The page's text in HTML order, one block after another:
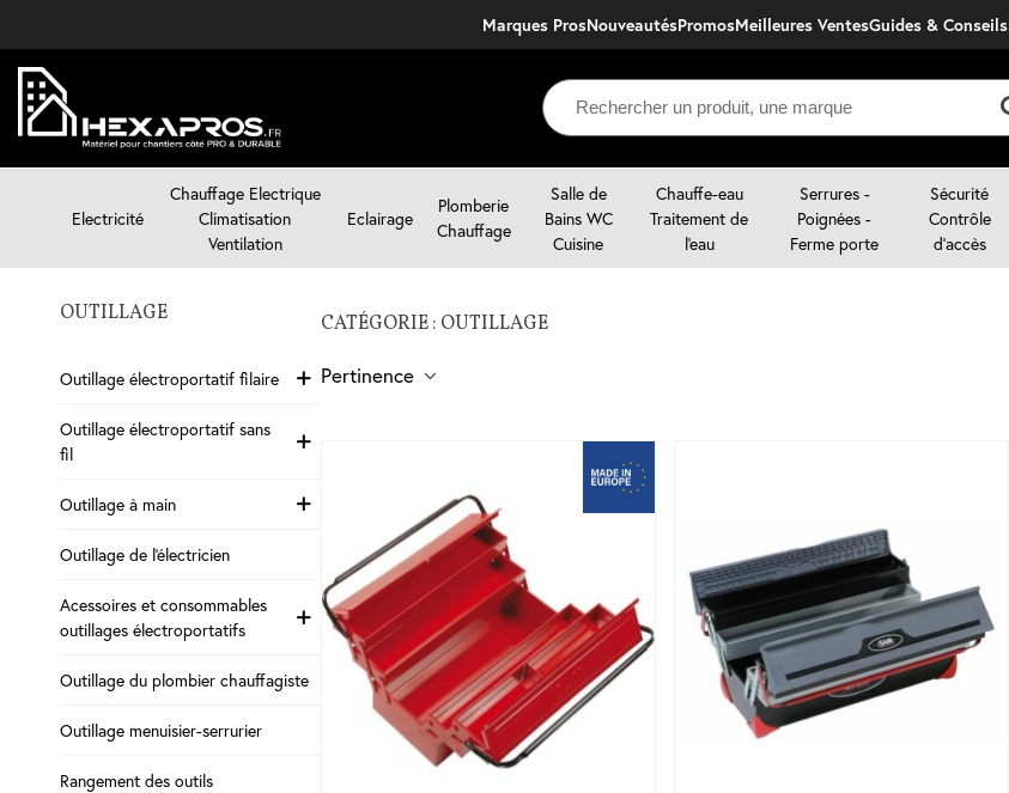
Marques ProsNouveautésPromosMeilleures VentesGuides & Conseils
Electricité
Chauffage Electrique
Climatisation
Ventilation
Eclairage
Plomberie
Chauffage
Salle de
Bains WC
Cuisine
Chauffe-eau
Traitement de
l'eau
Serrures -
Poignées -
Ferme porte
Sécurité
Contrôle
d'accès
OUTILLAGE
Outillage électroportatif filaire
Outillage électroportatif sans
fil
Outillage à main
Outillage de l'électricien
Acessoires et consommables
outillages électroportatifs
Outillage du plombier chauffagiste
Outillage menuisier-serrurier
Rangement des outils
CATÉGORIE : OUTILLAGE
Pertinence